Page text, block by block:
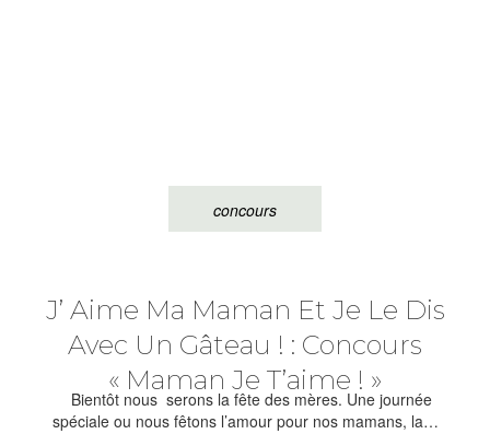
concours
J’ Aime Ma Maman Et Je Le Dis
Avec Un Gâteau ! : Concours
« Maman Je T’aime ! »
Bientôt nous serons la fête des mères. Une journée
spéciale ou nous fêtons l’amour pour nos mamans, la…